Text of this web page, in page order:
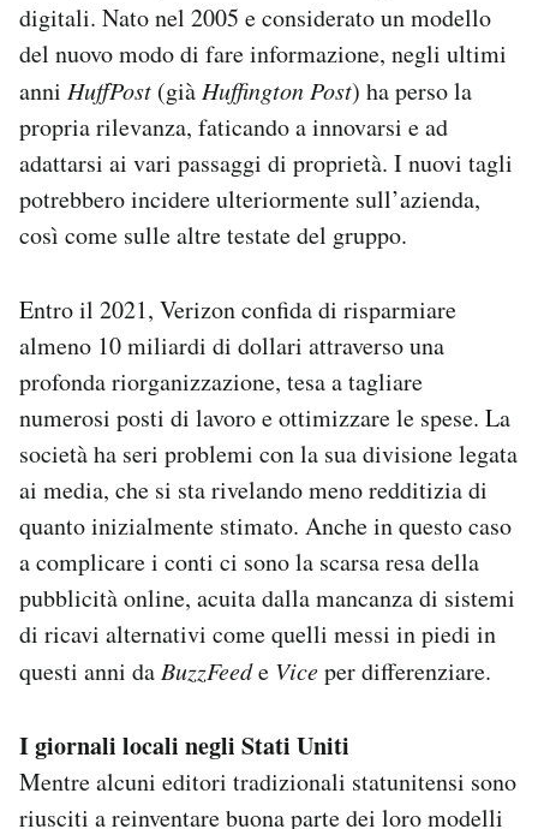
digitali. Nato nel 2005 e considerato un modello
del nuovo modo di fare informazione, negli ultimi
anni HuffPost (giàHuffington Post) ha perso la
propria rilevanza, faticando a innovarsi e ad
adattarsi ai vari passaggi di proprietà. I nuovi tagli
potrebbero incidere ulteriormente sull’azienda,
così come sulle altre testate del gruppo.
Entro il 2021, Verizon confida di risparmiare
almeno 10 miliardi di dollari attraverso una
profonda riorganizzazione, tesa a tagliare
numerosi posti di lavoro e ottimizzare le spese. La
società ha seri problemi con la sua divisione legata
ai media, che si sta rivelando meno redditizia di
quanto inizialmente stimato. Anche in questo caso
a complicare i conti ci sono la scarsa resa della
pubblicità online, acuita dalla mancanza di sistemi
di ricavi alternativi come quelli messi in piedi in
questi anni daBuzzFeede Viceper differenziare.
I giornali locali negli Stati Uniti
Mentre alcuni editori tradizionali statunitensi sono
riusciti a reinventare buona parte dei loro modelli